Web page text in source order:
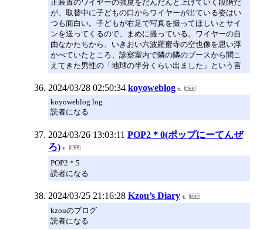
正装置のワイヤーの強度をだんだんと上げていく段階だ
が、取替中に子どもの口からワイヤーが出ている姿はい
つも面白い。子どもが右足で写真を撮ってほしいとサイ
ンを送ってくるので、まめに撮っている。ワイヤーの自
由なかたちから、いきおい六波羅蜜寺の空也像を思い浮
かべていたところ、診察室内で隣の隣のブースから聞こ
えてきた男性の「地球の半分くらい出ました」という言
2024/03/28 02:50:34 koyoweblog
koyoweblog log
読者になる
2024/03/26 13:03:11 POP2＊0(ポップにーてんぜ
ろ)
POP2＊5
読者になる
2024/03/25 21:16:28 Kzou’s Diary
kzouのブログ
読者になる